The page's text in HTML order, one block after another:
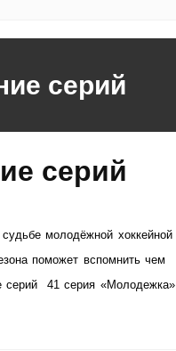
серий
серий
молодёжной хоккейной
поможет вспомнить чем
серий 41 серия «Молодежка»